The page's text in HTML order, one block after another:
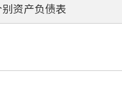
资产负债表